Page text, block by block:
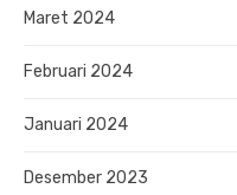
Maret 2024
Februari 2024
Januari 2024
Desember 2023